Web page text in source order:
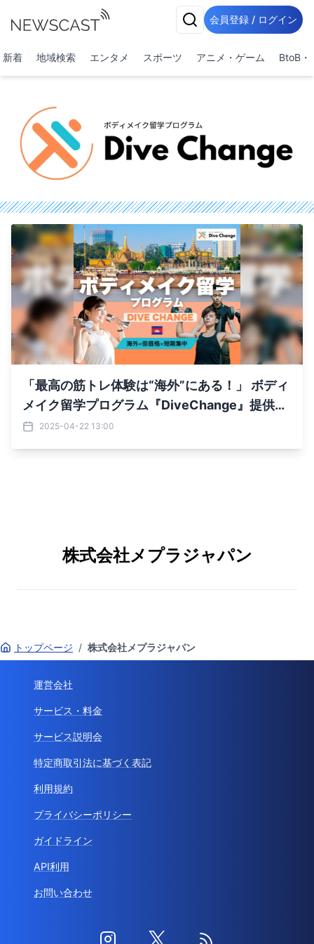
会員登録 / ログイン
新着 地域検索 エンタメ スポーツ アニメ・ゲーム BtoB・
「最高の筋トレ体験は“海外”にある！」 ボディ
メイク留学プログラム『DiveChange』提供開
始
2025-04-22 13:00
株式会社メプラジャパン
トップページ / 株式会社メプラジャパン
運営会社
サービス・料金
サービス説明会
特定商取引法に基づく表記
利用規約
プライバシーポリシー
ガイドライン
API利用
お問い合わせ